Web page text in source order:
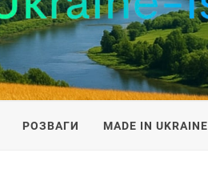
РОЗВАГИ MADE IN UKRAINE